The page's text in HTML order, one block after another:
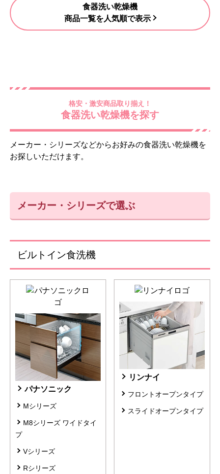
食器洗い乾燥機
商品一覧を人気順で表示
格安・激安商品取り揃え！
食器洗い乾燥機を探す
メーカー・シリーズなどからお好みの食器洗い乾燥機を
お探しいただけます。
メーカー・シリーズで選ぶ
ビルトイン食洗機
パナソニック
Mシリーズ
M8シリーズ ワイドタイ
プ
Vシリーズ
Rシリーズ
リンナイ
フロントオープンタイプ
スライドオープンタイプ